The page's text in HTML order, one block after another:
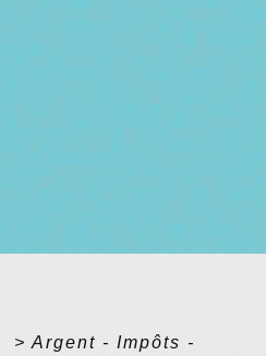
> Argent - Impôts -